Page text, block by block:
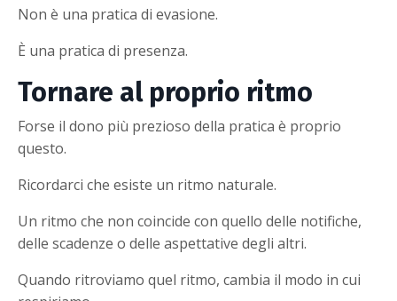
Non è una pratica di evasione.
È una pratica di presenza.
Tornare al proprio ritmo
Forse il dono più prezioso della pratica è proprio
questo.
Ricordarci che esiste un ritmo naturale.
Un ritmo che non coincide con quello delle notifiche,
delle scadenze o delle aspettative degli altri.
Quando ritroviamo quel ritmo, cambia il modo in cui